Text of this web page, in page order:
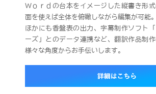
Ｗｏｒｄの台本をイメージした縦書き形
面を使えば全体を俯瞰しながら編集が可能。
ほかにも香盤表の出力、字幕制作ソフト
ーズ」とのデータ連携など、翻訳作品制
様々な角度からお手伝いします。